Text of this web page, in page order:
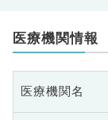
医療機関情報
医療機関名